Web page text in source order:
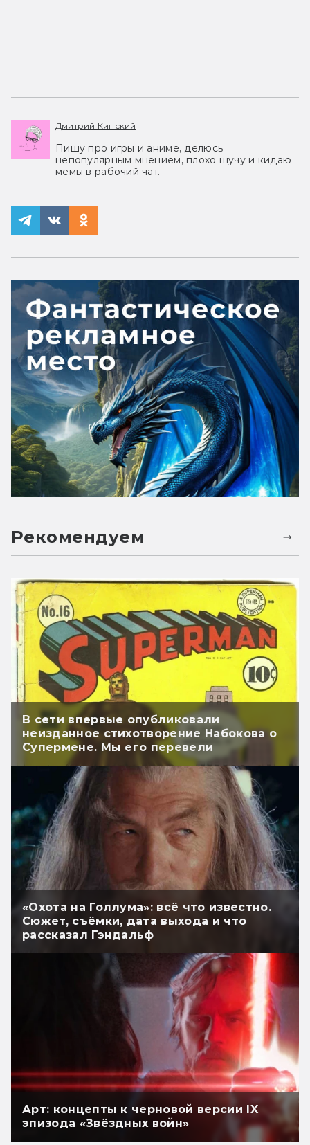
Дмитрий Кинский
Пишу про игры и аниме, делюсь
непопулярным мнением, плохо шучу и кидаю
мемы в рабочий чат.
Рекомендуем
В сети впервые опубликовали
неизданное стихотворение Набокова о
Супермене. Мы его перевели
«Охота на Голлума»: всё что известно.
Сюжет, съёмки, дата выхода и что
рассказал Гэндальф
Арт: концепты к черновой версии IX
эпизода «Звёздных войн»